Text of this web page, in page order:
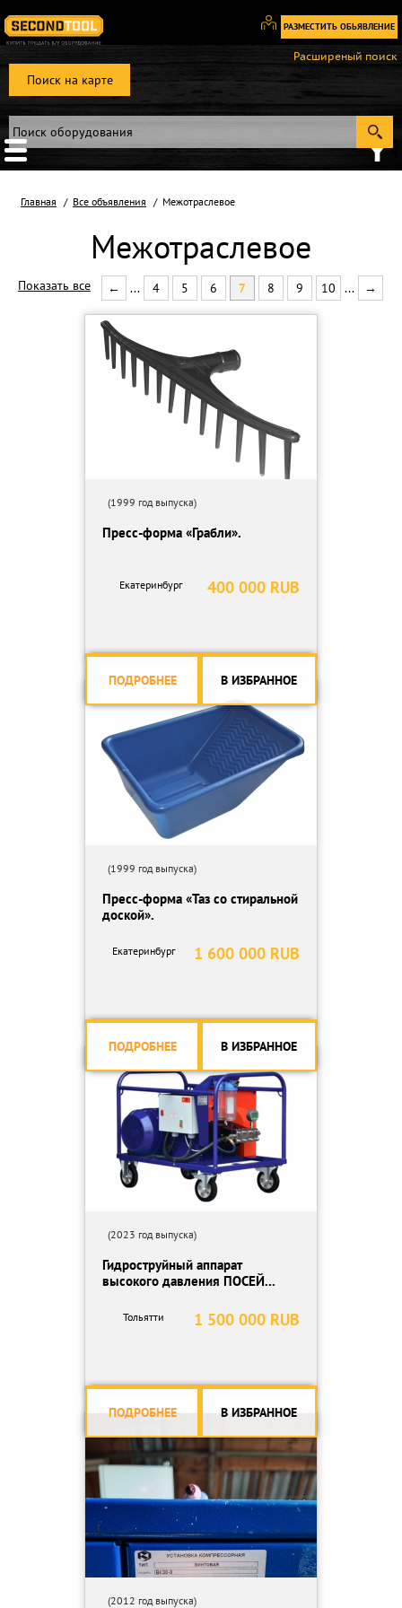
РАЗМЕСТИТЬ ОБЬЯВЛЕНИЕ
Вход
Регистрация
Поиск на карте
Расширеный поиск
Главная Все объявления Межотраслевое
Межотраслевое
Показать все ← ... 4 5 6 7 8 9 10 ... →
(1999 год выпуска)
Пресс-форма «Грабли».
400 000 RUB
Екатеринбург
ПОДРОБНЕЕ В ИЗБРАННОЕ
(1999 год выпуска)
Пресс-форма «Таз со стиральной
доской».
1 600 000 RUB
Екатеринбург
ПОДРОБНЕЕ В ИЗБРАННОЕ
(2023 год выпуска)
Гидроструйный аппарат
высокого давления ПОСЕЙ...
1 500 000 RUB
Тольятти
ПОДРОБНЕЕ В ИЗБРАННОЕ
(2012 год выпуска)